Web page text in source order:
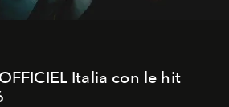
Italia con le hit